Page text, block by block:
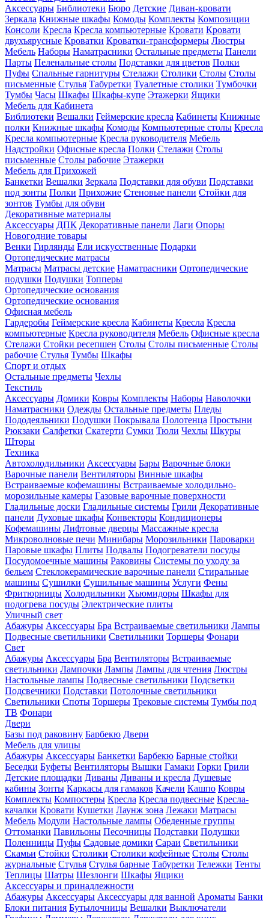
Аксессуары Библиотеки Бюро Детские Диван-кровати
Зеркала Книжные шкафы Комоды Комплекты Композиции
Консоли Кресла Кресла компьютерные Кровати Кровати
двухъярусные Кроватки Кроватки-трансформеры Люстры
Мебель Наборы Наматрасники Остальные предметы Панели
Парты Пеленальные столы Подставки для цветов Полки
Пуфы Спальные гарнитуры Стелажи Столики Столы Столы
письменные Стулья Табуретки Туалетные столики Тумбочки
Тумбы Часы Шкафы Шкафы-купе Этажерки Ящики
Мебель для Кабинета
Библиотеки Вешалки Геймерские кресла Кабинеты Книжные
полки Книжные шкафы Комоды Компьютерные столы Кресла
Кресла компьютерные Кресла руководителя Мебель
Надстройки Офисные кресла Полки Стелажи Столы
письменные Столы рабочие Этажерки
Мебель для Прихожей
Банкетки Вешалки Зеркала Подставки для обуви Подставки
под зонты Полки Прихожие Стеновые панели Стойки для
зонтов Тумбы для обуви
Декоративные материалы
Аксессуары ДПК Декоративные панели Лаги Опоры
Новогодние товары
Венки Гирлянды Ели искусственные Подарки
Ортопедические матрасы
Матрасы Матрасы детские Наматрасники Ортопедические
подушки Подушки Топперы
Ортопедические основания
Ортопедические основания
Офисная мебель
Гардеробы Геймерские кресла Кабинеты Кресла Кресла
компьютерные Кресла руководителя Мебель Офисные кресла
Стелажи Стойки ресепшен Столы Столы письменные Столы
рабочие Стулья Тумбы Шкафы
Спорт и отдых
Остальные предметы Чехлы
Текстиль
Аксессуары Домики Ковры Комплекты Наборы Наволочки
Наматрасники Одежды Остальные предметы Пледы
Пододеяльники Подушки Покрывала Полотенца Простыни
Рюкзаки Салфетки Скатерти Сумки Тюли Чехлы Шкуры
Шторы
Техника
Автохолодильники Аксессуары Бары Варочные блоки
Варочные панели Вентиляторы Винные шкафы
Встраиваемые кофемашины Встраиваемые холодильно-
морозильные камеры Газовые варочные поверхности
Гладильные доски Гладильные системы Грили Декоративные
панели Духовые шкафы Конвекторы Кондиционеры
Кофемашины Лифтовые дверцы Массажные кресла
Микроволновые печи Минибары Морозильники Пароварки
Паровые шкафы Плиты Подвалы Подогреватели посуды
Посудомоечные машины Раковины Системы по уходу за
бельем Стеклокерамические варочные панели Стиральные
машины Сушилки Сушильные машины Услуги Фены
Фритюрницы Холодильники Хьюмидоры Шкафы для
подогрева посуды Электрические плиты
Уличный свет
Абажуры Аксессуары Бра Встраиваемые светильники Лампы
Подвесные светильники Светильники Торшеры Фонари
Свет
Абажуры Аксессуары Бра Вентиляторы Встраиваемые
светильники Лампочки Лампы Лампы для чтения Люстры
Настольные лампы Подвесные светильники Подсветки
Подсвечники Подставки Потолочные светильники
Светильники Споты Торшеры Трековые системы Тумбы под
ТВ Фонари
Двери
Базы под раковину Барбекю Двери
Мебель для улицы
Абажуры Аксессуары Банкетки Барбекю Барные стойки
Беседки Буфеты Вентиляторы Вышки Гамаки Горки Грили
Детские площадки Диваны Диваны и кресла Душевые
кабины Зонты Каркасы для гамаков Качели Кашпо Ковры
Комплекты Компостеры Кресла Кресла подвесные Кресла-
качалки Кровати Кушетки Лаунж зона Лежаки Матрасы
Мебель Модули Настольные лампы Обеденные группы
Оттоманки Павильоны Песочницы Подставки Подушки
Поленницы Пуфы Садовые домики Сараи Светильники
Скамьи Стойки Столики Столики кофейные Столы Столы
журнальные Стулья Стулья барные Табуретки Тележки Тенты
Теплицы Шатры Шезлонги Шкафы Ящики
Аксессуары и принадлежности
Абажуры Аксессуары Аксессуары для ванной Ароматы Банки
Блоки питания Бутылочницы Вешалки Выключатели